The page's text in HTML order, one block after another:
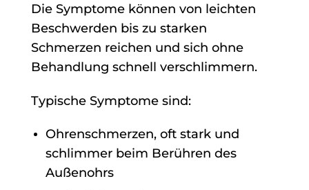
Die Symptome können von leichten
Beschwerden bis zu starken
Schmerzen reichen und sich ohne
Behandlung schnell verschlimmern.
Typische Symptome sind:
Ohrenschmerzen, oft stark und
schlimmer beim Berühren des
Außenohrs